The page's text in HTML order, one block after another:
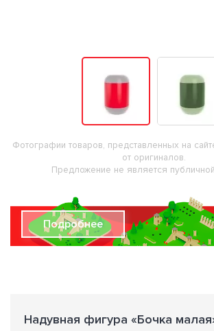
Фотографии товаров, представленных на
от оригиналов.
Предложение не является
Подробнее
Надувная фигура «Бочка